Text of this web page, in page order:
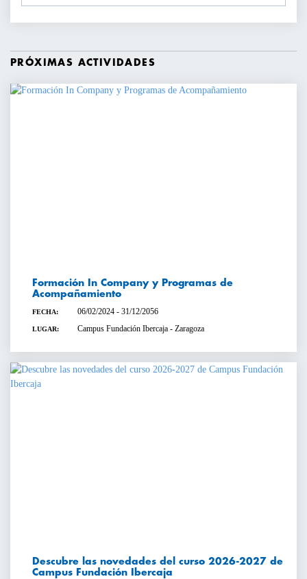
PRÓXIMAS ACTIVIDADES
Formación In Company y Programas de
Acompañamiento
FECHA: 06/02/2024 - 31/12/2056
LUGAR: Campus Fundación Ibercaja - Zaragoza
Descubre las novedades del curso 2026-2027 de
Campus Fundación Ibercaja